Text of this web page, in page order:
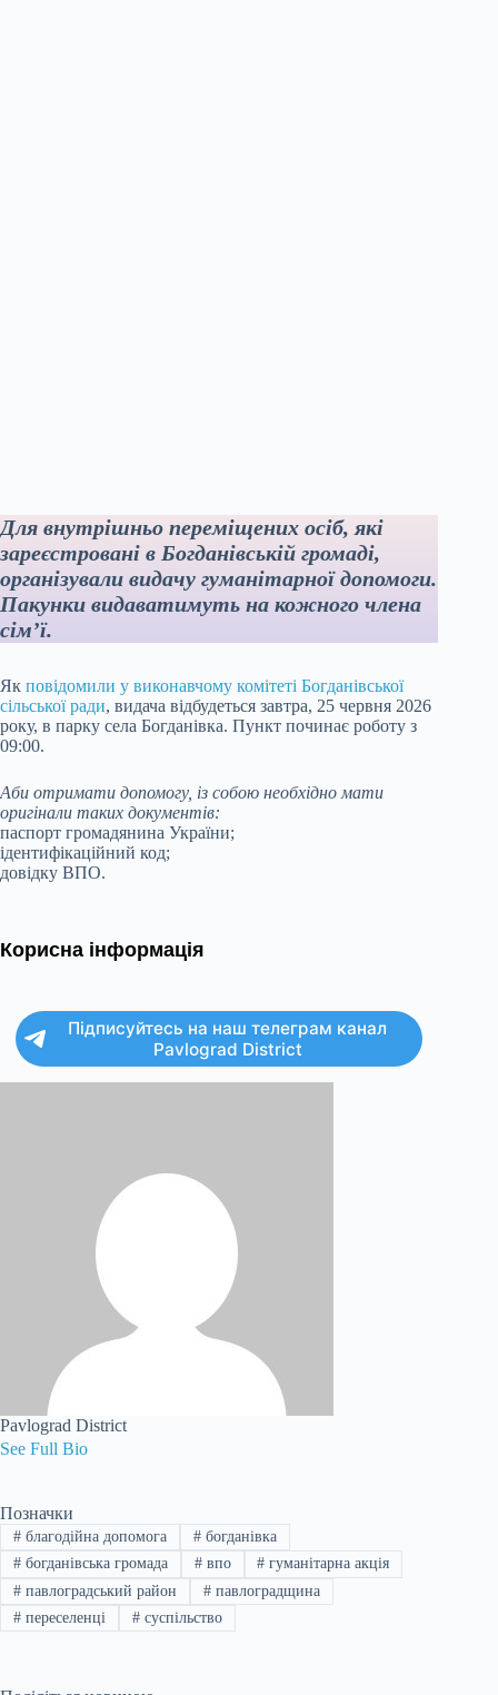
Для внутрішньо переміщених осіб, які
зареєстровані в Богданівській громаді,
організували видачу гуманітарної допомоги.
Пакунки видаватимуть на кожного члена
сім’ї.
Як повідомили у виконавчому комітеті Богданівської
сільської ради, видача відбудеться завтра, 25 червня 2026
року, в парку села Богданівка. Пункт починає роботу з
09:00.
Аби отримати допомогу, із собою необхідно мати
оригінали таких документів:
паспорт громадянина України;
ідентифікаційний код;
довідку ВПО.
Корисна інформація
Підписуйтесь на наш телеграм канал
Pavlograd District
Pavlograd District
See Full Bio
Позначки
#благодійна допомога #богданівка
#богданівська громада #впо # гуманітарна акція
#павлоградський район #павлоградщина
#переселенці #суспільство